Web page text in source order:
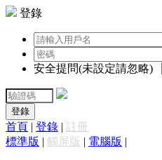
登錄
安全提問(未設定請忽略)
登錄
首頁 | 登錄 | 註冊
標準版 | 觸屏版 | 電腦版 |